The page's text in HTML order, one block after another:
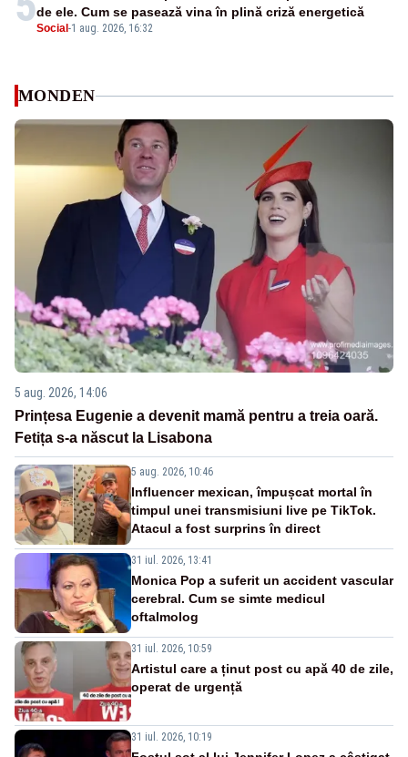
Social -1 aug. 2026, 16:32
de ele. Cum se pasează vina în plină criză energetică
MONDEN
5 aug. 2026, 14:06
Prințesa Eugenie a devenit mamă pentru a treia oară.
Fetița s-a născut la Lisabona
5 aug. 2026, 10:46
Influencer mexican, împușcat mortal în
timpul unei transmisiuni live pe TikTok.
Atacul a fost surprins în direct
31 iul. 2026, 13:41
Monica Pop a suferit un accident vascular
cerebral. Cum se simte medicul
oftalmolog
31 iul. 2026, 10:59
Artistul care a ținut post cu apă 40 de zile,
operat de urgență
31 iul. 2026, 10:19